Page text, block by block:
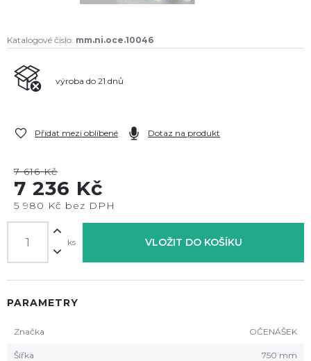
Katalogové číslo: mm.ni.oce.10046
výroba do 21 dnů
Přidat mezi oblíbené Dotaz na produkt
7 616 Kč
7 236 Kč
5 980 Kč bez DPH
ks VLOŽIT DO KOŠÍKU
PARAMETRY
Značka OČENÁŠEK
Šířka 750 mm